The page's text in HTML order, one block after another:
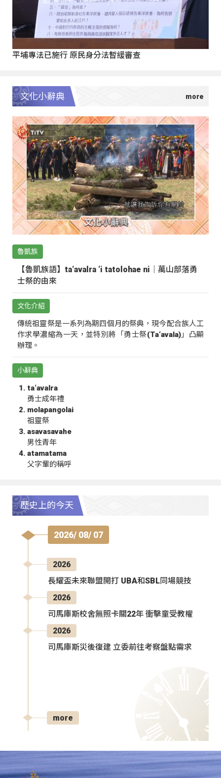
平埔專法已施行 原民身分法暫緩審查
文化小辭典
魯凱族
【魯凱族語】ta‘avalra ‘i tatolohae ni｜萬山部落勇
士祭的由來
文化介紹
傳統祖靈祭是一系列為期四個月的祭典，現今配合族人工
作求學濃縮為一天，並特別將「勇士祭(Ta‘avala)」凸顯
辦理。
小辭典
ta‘avalra
勇士成年禮
molapangolai
祖靈祭
asavasavahe
男性青年
atamatama
父字輩的稱呼
歷史上的今天
2026/ 08/ 07
2026
長耀盃未來聯盟開打 UBA和SBL同場競技
2026
司馬庫斯校舍無照卡關22年 衝擊童受教權
2026
司馬庫斯災後復建 立委前往考察盤點需求
more